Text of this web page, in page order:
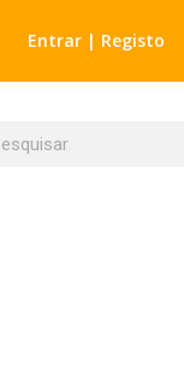
Entrar | Registo